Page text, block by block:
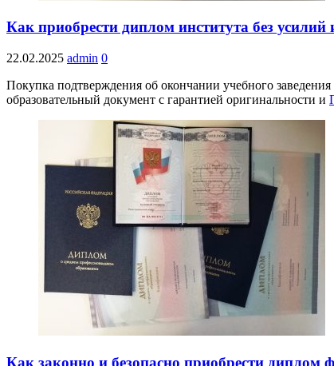
Как приобрести диплом института без усилий
22.02.2025 admin 0
Покупка подтверждения об окончании учебного
образовательный документ с гарантией оригинальности и
Как законно и безопасно приобрести диплом